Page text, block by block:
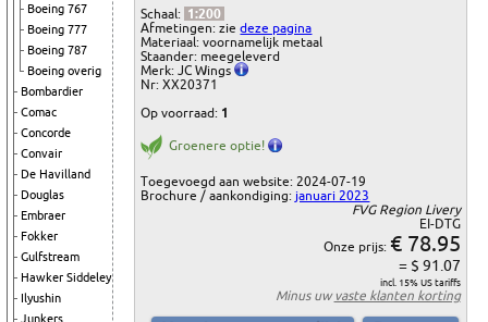
Boeing 767
Boeing 777
Boeing 787
Boeing overig
Bombardier
Comac
Concorde
Convair
De Havilland
Douglas
Embraer
Fokker
Gulfstream
Hawker Siddeley
Ilyushin
Junkers
Schaal: 1:200
Afmetingen: ziedeze pagina
Materiaal: voornamelijk metaal
Staander: meegeleverd
Merk: JC Wings
Nr: XX20371
Op voorraad: 1
Groenere optie!
Toegevoegd aan website: 2024-07-19
Brochure / aankondiging: januari 2023
FVG Region Livery
EI-DTG
Onze prijs: € 78.95
= $ 91.07
incl. 15% US tariffs
Minus uwvaste klanten korting